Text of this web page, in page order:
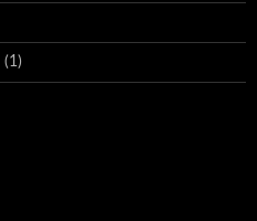
(1)